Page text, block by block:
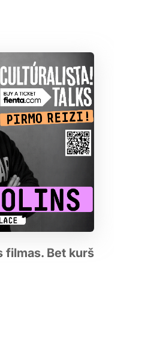
filmas. Bet kurš